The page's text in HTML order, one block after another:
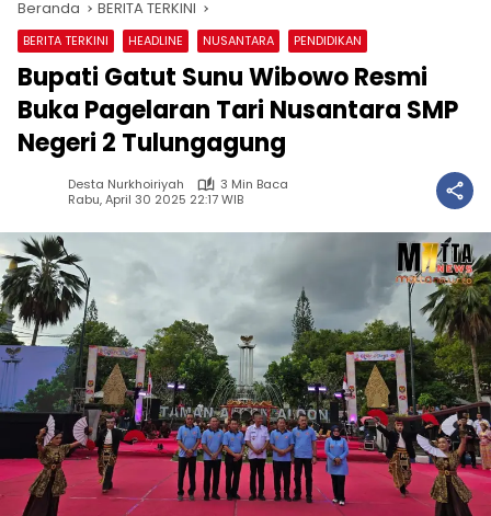
Beranda BERITA TERKINI
BERITA TERKINI HEADLINE NUSANTARA PENDIDIKAN
Bupati Gatut Sunu Wibowo Resmi
Buka Pagelaran Tari Nusantara SMP
Negeri 2 Tulungagung
Desta Nurkhoiriyah
3 Min Baca
Rabu, April 30 2025 22:17 WIB